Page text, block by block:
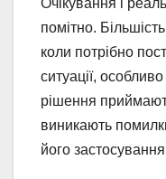
Очікування і
помітно.
коли потрібно
ситуації,
рішення
виникають
його